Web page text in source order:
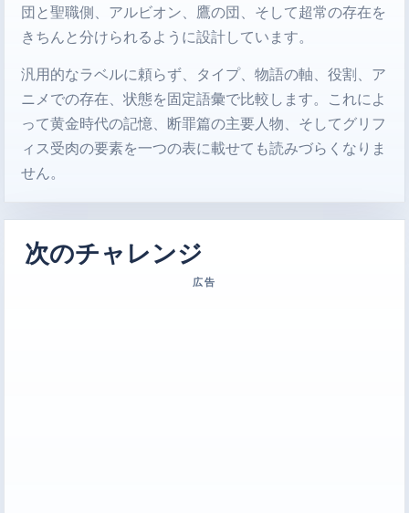
団と聖職側、アルビオン、鷹の団、そして超常の存在を
きちんと分けられるように設計しています。
汎用的なラベルに頼らず、タイプ、物語の軸、役割、ア
ニメでの存在、状態を固定語彙で比較します。これによ
って黄金時代の記憶、断罪篇の主要人物、そしてグリフ
ィス受肉の要素を一つの表に載せても読みづらくなりま
せん。
次のチャレンジ
広告